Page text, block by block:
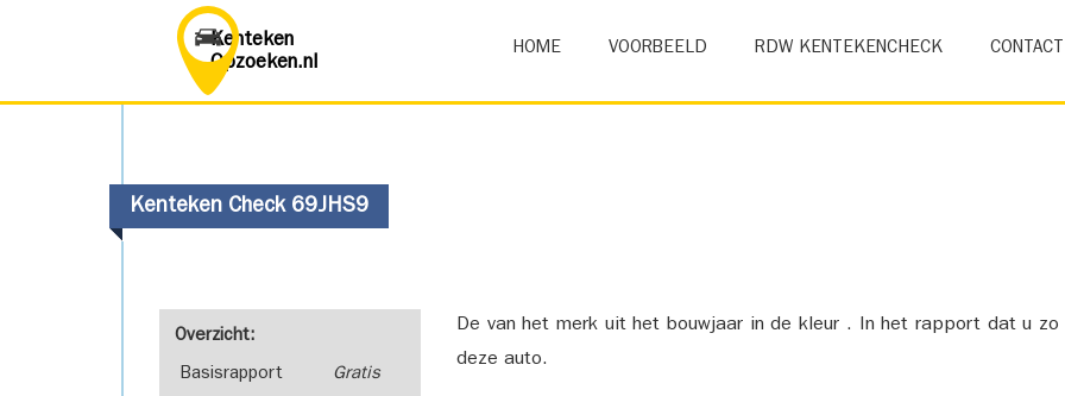
Kenteken
Opzoeken.nl
HOME VOORBEELD RDW KENTEKENCHECK CONTACT
Kenteken Check 69JHS9
Overzicht:
Basisrapport Gratis
De van het merk uit het bouwjaar in de kleur . In het rapport dat u
deze auto.